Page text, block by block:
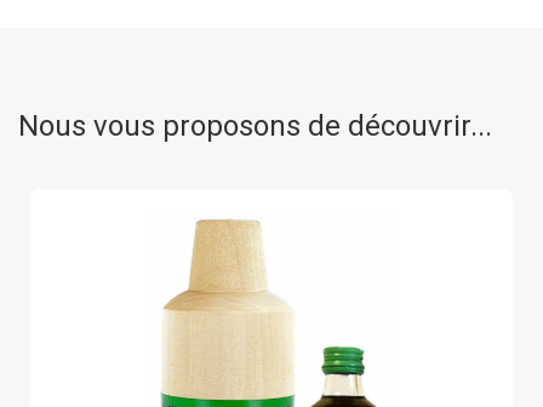
Nous vous proposons de découvrir...